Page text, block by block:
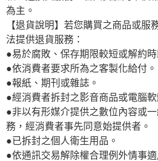
為主。
【退貨說明】若您購買之商品或服
法提供退貨服務：
●易於腐敗、保存期限較短或解約時
●依消費者要求所為之客製化給付。
●報紙、期刊或雜誌。
●經消費者拆封之影音商品或電腦軟
●非以有形媒介提供之數位內容或
務，經消費者事先同意始提供者。
●已拆封之個人衛生用品。
●依通訊交易解除權合理例外情事